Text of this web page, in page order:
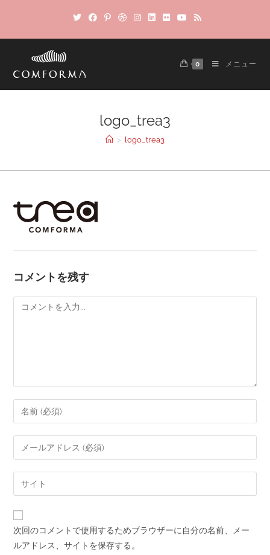
0 メニュー
logo_trea3
> logo_trea3
コメントを残す
次回のコメントで使用するためブラウザーに自分の名前、メー
ルアドレス、サイトを保存する。